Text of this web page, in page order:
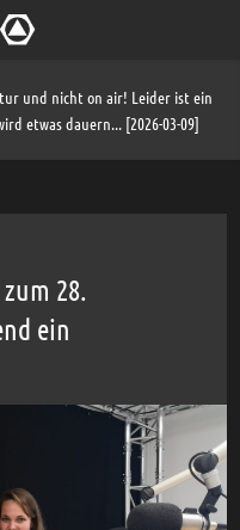
und nicht on air! Leider ist ein
etwas dauern... [2026-03-09]
28.
ein